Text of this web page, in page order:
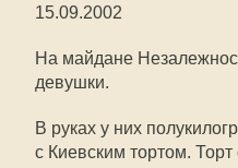
15.09.2002
На майдане
девушки.
В руках у них
с Киевским тортом.